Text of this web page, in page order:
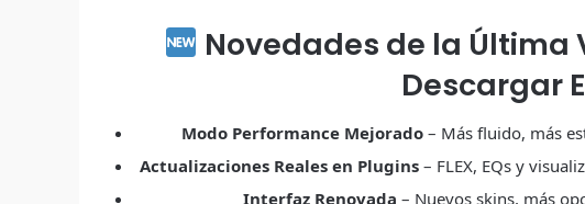
Novedades de la Última
Descargar
Modo Performance Mejorado – Más fluido, más
Actualizaciones Reales en Plugins– FLEX, EQs y
Interfaz Renovada – Nuevos skins, más